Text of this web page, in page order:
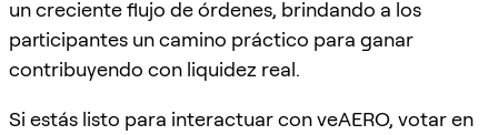
un creciente flujo de órdenes, brindando a los
participantes un camino práctico para ganar
contribuyendo con liquidez real.
Si estás listo para interactuar con veAERO, votar en